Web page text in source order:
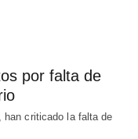
por falta de
han criticado la falta de